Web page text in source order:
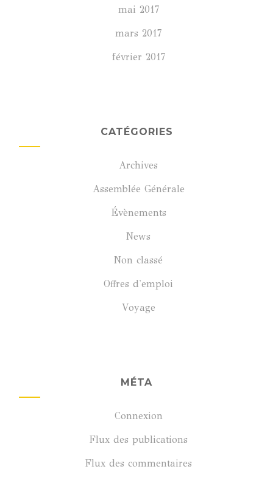
mai 2017
mars 2017
février 2017
CATÉGORIES
Archives
Assemblée Générale
Évènements
News
Non classé
Offres d'emploi
Voyage
MÉTA
Connexion
Flux des publications
Flux des commentaires